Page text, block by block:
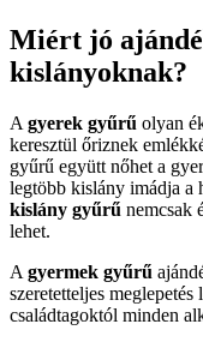
Miért jó
kislányoknak?
A gyerek gyűrű olyan
keresztül őriznek
gyűrű együtt nőhet a
legtöbb kislány imádja a
kislány gyűrű nemcsak
lehet.
A gyermek gyűrű
szeretetteljes
családtagoktól minden